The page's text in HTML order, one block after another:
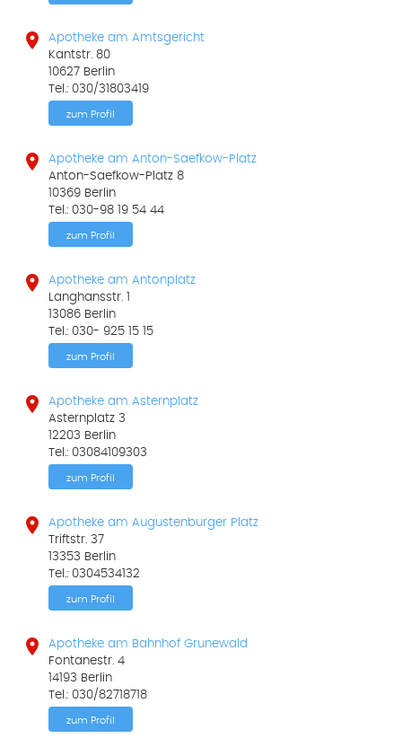

Apotheke am Amtsgericht
Kantstr. 80
10627 Berlin
Tel.: 030/31803419
zum Profil

Apotheke am Anton-Saefkow-Platz
Anton-Saefkow-Platz 8
10369 Berlin
Tel.: 030-98 19 54 44
zum Profil

Apotheke am Antonplatz
Langhansstr. 1
13086 Berlin
Tel.: 030- 925 15 15
zum Profil

Apotheke am Asternplatz
Asternplatz 3
12203 Berlin
Tel.: 03084109303
zum Profil

Apotheke am Augustenburger Platz
Triftstr. 37
13353 Berlin
Tel.: 0304534132
zum Profil

Apotheke am Bahnhof Grunewald
Fontanestr. 4
14193 Berlin
Tel.: 030/82718718
zum Profil